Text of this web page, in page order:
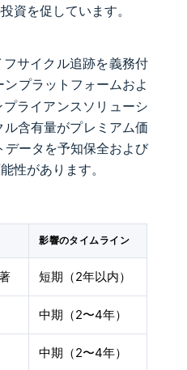
資を促しています。
サイクル追跡を義務付
プラットフォームおよ
ライアンスソリューシ
含有量がプレミアム価
ータを予知保全および
性があります。
影響のタイムライン
短期（2年以内）
中期（2〜4年）
中期（2〜4年）